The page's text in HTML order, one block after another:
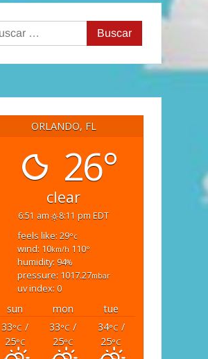
Buscar:
ORLANDO, FL
26°
clear
6:51 am 8:11 pm EDT
feels like: 29°c
wind: 10km/h 110°
humidity: 94%
pressure: 1017.27mbar
uv index: 0
sun mon
tue
33°C /
25°C
33°C /
25°C
34°C /
25°C